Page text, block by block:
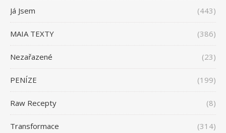
Já Jsem (443)
MAIA TEXTY (386)
Nezařazené (23)
PENÍZE (199)
Raw Recepty (8)
Transformace (314)